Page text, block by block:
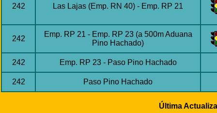
242 Las Lajas (Emp. RN 40) - Emp. RP 21
242
Emp. RP 21 - Emp. RP 23 (a 500m Aduana
Pino Hachado)
242 Emp. RP 23 - Paso Pino Hachado
242 Paso Pino Hachado
Última